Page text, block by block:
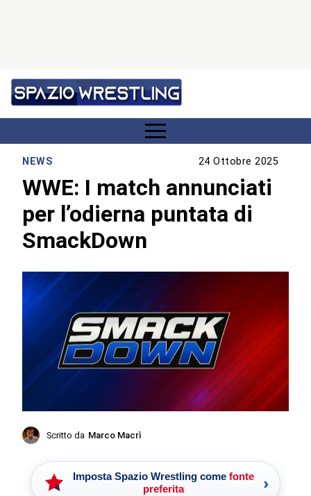
NEWS 24 Ottobre 2025
WWE: I match annunciati
per l’odierna puntata di
SmackDown
Scritto da Marco Macrì
Imposta Spazio Wrestling come fonte
preferita
›